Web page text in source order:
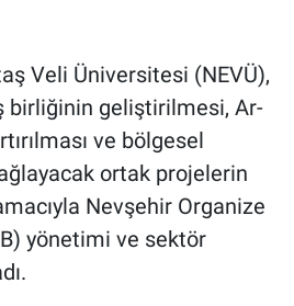
Veli Üniversitesi (NEVÜ),
birliğinin geliştirilmesi, Ar-
ve bölgesel
ortak projelerin
Nevşehir Organize
yönetimi ve sektör